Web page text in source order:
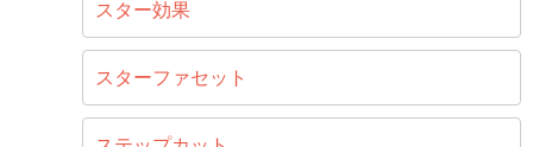
スター効果
スターファセット